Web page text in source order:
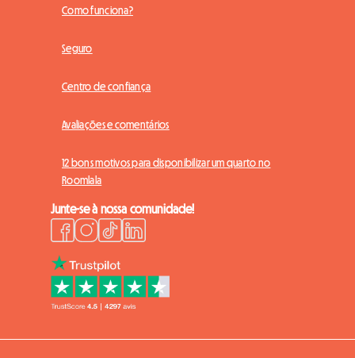
Como funciona?
Seguro
Centro de confiança
Avaliações e comentários
12 bons motivos para disponibilizar um quarto no
Roomlala
Junte-se à nossa comunidade!